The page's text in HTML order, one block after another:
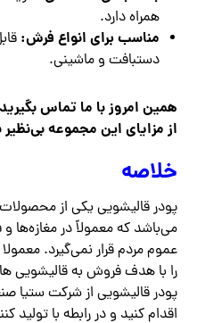
همراه دارد.
مناسب برای انواع فرش:
دستبافت و ماشینی.
همین امروز با ما تماس
از مزایای این مجموعه
خلاصه
پودر قالیشویی یکی از
می‌باشد که معمولاً در مغازه‌ها
عموم مردم قرار نمی‌گیرد.
را با هدف فروش به قالیشویی
پودر قالیشویی از شرکت
اقدام کنید و در رابطه با